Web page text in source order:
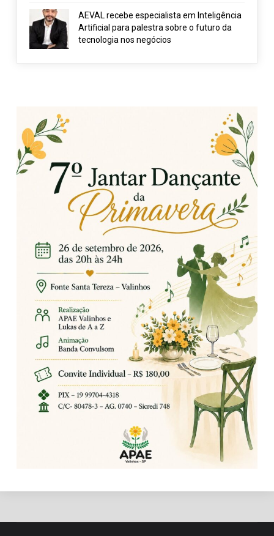
AEVAL recebe especialista em Inteligência
Artificial para palestra sobre o futuro da
tecnologia nos negócios